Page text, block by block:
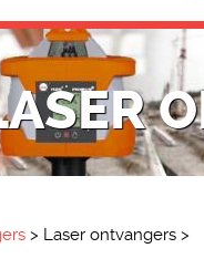
> Laser ontvangers >